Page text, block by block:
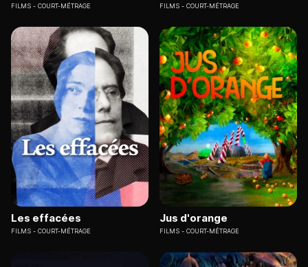
FILMS COURT-MÉTRAGE FILMS COURT-MÉTRAGE
Les effacées
FILMS COURT-MÉTRAGE
Jus d'orange
FILMS COURT-MÉTRAGE